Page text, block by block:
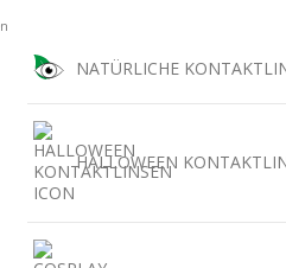
NATÜRLICHE
HALLOWEEN